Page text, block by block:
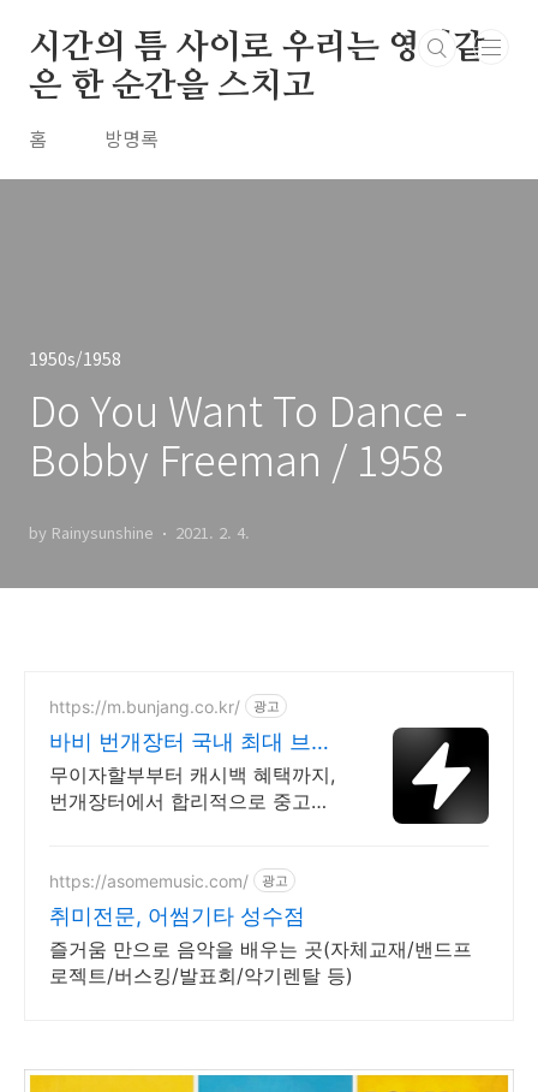
시간의 틈 사이로 우리는 영원같
은 한 순간을 스치고
홈 방명록
1950s/1958
Do You Want To Dance -
Bobby Freeman / 1958
by Rainysunshine 2021. 2. 4.
https://m.bunjang.co.kr/ 광고
바비 번개장터 국내 최대 브랜
드 중고거래
무이자할부부터 캐시백 혜택까지,
번개장터에서 합리적으로 중고거
상의 신규 상품 업로드
https://asomemusic.com/ 광고
취미전문, 어썸기타 성수점
즐거움 만으로 음악을 배우는 곳(자체교재/밴드프
로젝트/버스킹/발표회/악기렌탈 등)